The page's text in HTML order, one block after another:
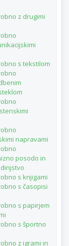
z drugimi
s tekstilom
napravami
posodo in
s knjigami
s časopisi
s papirjem
s športno
z igrami in